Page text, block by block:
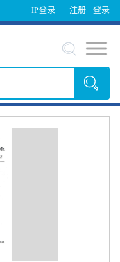
IP登录 登录
注册